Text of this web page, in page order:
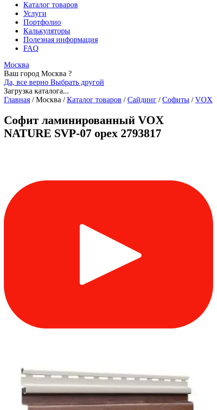
Каталог товаров
Услуги
Портфолио
Калькуляторы
Полезная информация
FAQ
Москва
Ваш город Москва ?
Да, все верно Выбрать другой
Загрузка каталога...
Главная /Москва / Каталог товаров / Сайдинг / Софиты / VOX
Софит ламинированный VOX
NATURE SVP-07 орех 2793817